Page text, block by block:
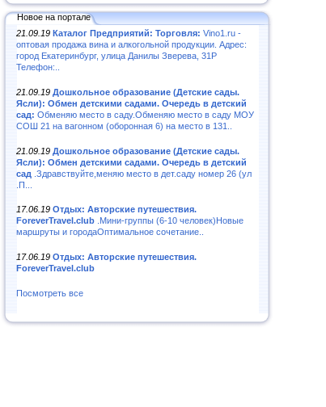
Новое на портале
21.09.19 Каталог Предприятий: Торговля: Vino1.ru -
оптовая продажа вина и алкогольной продукции. Адрес:
город Екатеринбург, улица Данилы Зверева, 31Р
Телефон:..
21.09.19 Дошкольное образование (Детские сады.
Ясли): Обмен детскими садами. Очередь в детский
сад: Обменяю место в саду.Обменяю место в саду МОУ
СОШ 21 на вагонном (оборонная 6) на место в 131..
21.09.19 Дошкольное образование (Детские сады.
Ясли): Обмен детскими садами. Очередь в детский
сад .Здравствуйте,меняю место в дет.саду номер 26 (ул
.П...
17.06.19 Отдых: Авторские путешествия.
ForeverTravel.club .Мини-группы (6-10 человек)Новые
маршруты и городаОптимальное сочетание..
17.06.19 Отдых: Авторские путешествия.
ForeverTravel.club
Посмотреть все